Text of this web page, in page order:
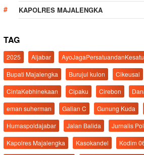
KAPOLRES MAJALENGKA
TAG
2025 Aljabar
Bupati Majalengka
Burujul kulon Cikeusal
CintaKebhinekaan
Cipaku Cirebon
eman suherman
Galian C Gunung Kuda
Humaspoldajabar
Jalan Balida
Jurnalis
Kapolres Majalengka
Kasokandel Kodim